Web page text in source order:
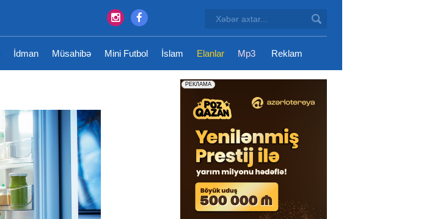
İdman Müsahibə Mini Futbol İslam Elanlar Mp3 Reklam